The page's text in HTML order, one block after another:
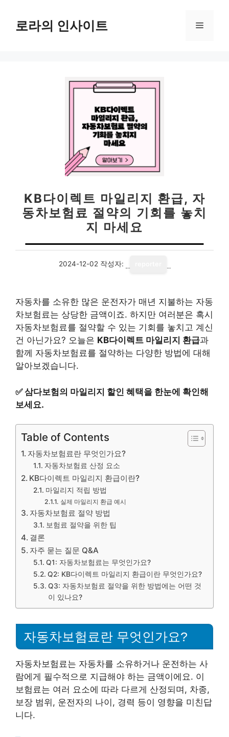
로라의 인사이트 메
KB다이렉트 마일리지 환급, 자
동차보험료 절약의 기회를 놓치
지 마세요
2024-12-02 작성자:
자동차를 소유한 많은 운전자가 매년 지불하는 자동
차보험료는 상당한 금액이죠. 하지만 여러분은 혹시
자동차보험료를 절약할 수 있는 기회를 놓치고 계신
건 아닌가요? 오늘은 KB다이렉트 마일리지 환급과
함께 자동차보험료를 절약하는 다양한 방법에 대해
알아보겠습니다.
✅삼다보험의 마일리지 할인 혜택을 한눈에 확인해
보세요.
Table of Contents
자동차보험료란 무엇인가요?
자동차보험료 산정 요소
KB다이렉트 마일리지 환급이란?
마일리지 적립 방법
실제 마일리지 환급 예시
자동차보험료 절약 방법
보험료 절약을 위한 팁
결론
자주 묻는 질문 Q&A
Q1: 자동차보험료는 무엇인가요?
Q2: KB다이렉트 마일리지 환급이란 무엇인가요?
Q3: 자동차보험료 절약을 위한 방법에는 어떤 것
이 있나요?
자동차보험료란 무엇인가요?
자동차보험료는 자동차를 소유하거나 운전하는 사
람에게 필수적으로 지급해야 하는 금액이에요. 이
보험료는 여러 요소에 따라 다르게 산정되며, 차종,
보장 범위, 운전자의 나이, 경력 등이 영향을 미친답
니다.